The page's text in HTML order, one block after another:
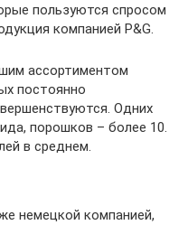
пользуются спросом
компанией P&G.
ассортиментом
постоянно
Одних
порошков – более 10.
в среднем.
немецкой компанией,